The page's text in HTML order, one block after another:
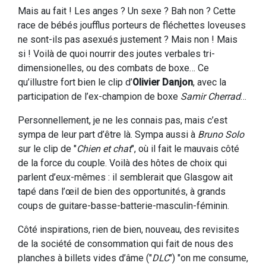
Mais au fait ! Les anges ? Un sexe ? Bah non ? Cette
race de bébés joufflus porteurs de fléchettes loveuses
ne sont-ils pas asexués justement ? Mais non ! Mais
si ! Voilà de quoi nourrir des joutes verbales tri-
dimensionelles, ou des combats de boxe… Ce
qu’illustre fort bien le clip d’Olivier Danjon, avec la
participation de l’ex-champion de boxe Samir Cherrad…
Personnellement, je ne les connais pas, mais c’est
sympa de leur part d’être là. Sympa aussi à Bruno Solo
sur le clip de "Chien et chat", où il fait le mauvais côté
de la force du couple. Voilà des hôtes de choix qui
parlent d’eux-mêmes : il semblerait que Glasgow ait
tapé dans l’œil de bien des opportunités, à grands
coups de guitare-basse-batterie-masculin-féminin.
Côté inspirations, rien de bien, nouveau, des revisites
de la société de consommation qui fait de nous des
planches à billets vides d’âme ("DLC") "on me consume,